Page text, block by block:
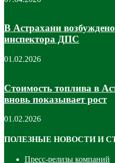
В Астрахани
инспектора ДПС
01.02.2026
Стоимость топлива в
вновь показывает рост
01.02.2026
ПОЛЕЗНЫЕ НОВОСТИ И
Пресс-релизы компаний